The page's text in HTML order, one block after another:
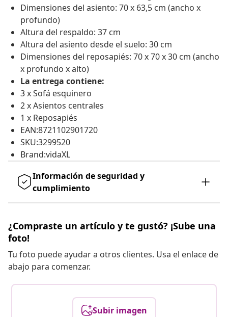
Dimensiones del asiento: 70 x 63,5 cm (ancho x
profundo)
Altura del respaldo: 37 cm
Altura del asiento desde el suelo: 30 cm
Dimensiones del reposapiés: 70 x 70 x 30 cm (ancho
x profundo x alto)
La entrega contiene:
3 x Sofá esquinero
2 x Asientos centrales
1 x Reposapiés
EAN:8721102901720
SKU:3299520
Brand:vidaXL
Información de seguridad y
cumplimiento
¿Compraste un artículo y te gustó? ¡Sube una
foto!
Tu foto puede ayudar a otros clientes. Usa el enlace de
abajo para comenzar.
Subir imagen